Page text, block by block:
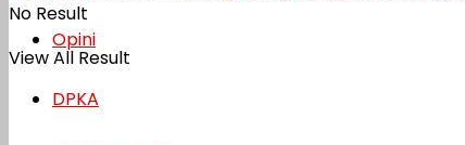
No Result
View All Result
Opini
DPKA